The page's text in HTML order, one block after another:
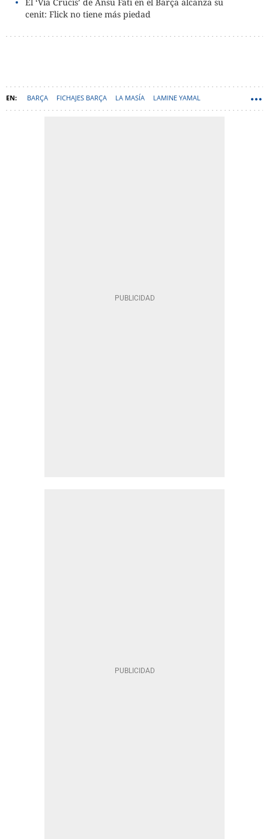
cenit: Flick no tiene más piedad
BARÇA FICHAJES BARÇA LA MASÍA LAMINE YAMAL